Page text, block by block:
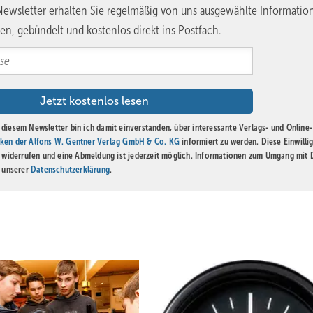
Maßhaltigkeit, Sauberkeit der Ausführung, Passgenauigkeit an
behauptete sich Quentin Gramm bis zuletzt und ging
Feld gleich zwei Talente teilen, unterstreicht die Dichte des
ein Podium, das europäische Qualität eindrucksvoll widerspiegelt.
und durch deren ehemaligen Geschäftsführer Josef
hat die Aufgabe der wirtschaftlichen Organisation nun
vollends übernommen. Das auf Anhieb bewährte System wird
bis zur europäischen Bühne.
sichtbar machen
erhalten Sie regelmäßig von uns ausgewählte
gebündelt und kostenlos direkt ins Postfach.
diesem Newsletter bin ich damit einverstanden, über interessante Verlags- und Online-
der Alfons W. Gentner Verlag GmbH & Co. KG informiert zu werden. Diese
und eine Abmeldung ist jederzeit möglich. Informationen zum Umgang mit
Datenschutzerklärung.